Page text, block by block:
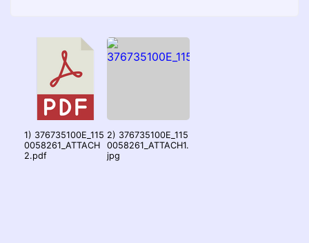
1) 376735100E_115
0058261_ATTACH
2.pdf
2) 376735100E_115
0058261_ATTACH1.
jpg